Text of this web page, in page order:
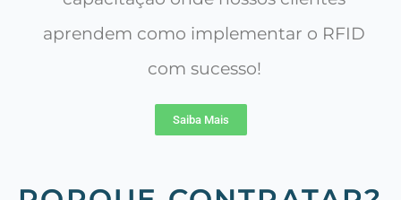
aprendem como implementar o RFID
com sucesso!
Saiba Mais